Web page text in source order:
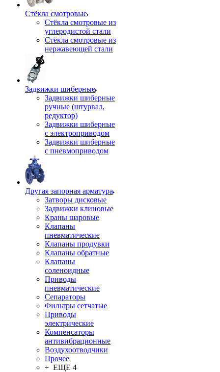
Стёкла смотровые
Стёкла смотровые из
углеродистой стали
Стёкла смотровые из
нержавеющей стали
Задвижки шиберные
Задвижки шиберные
ручные (штурвал,
редуктор)
Задвижки шиберные
с электроприводом
Задвижки шиберные
с пневмоприводом
Другая запорная арматура
Затворы дисковые
Задвижки клиновые
Краны шаровые
Клапаны
пневматические
Клапаны продувки
Клапаны обратные
Клапаны
соленоидные
Приводы
пневматические
Сепараторы
Фильтры сетчатые
Приводы
электрические
Компенсаторы
антивибрационные
Воздухоотводчики
Прочее
+ ЕЩЕ 4